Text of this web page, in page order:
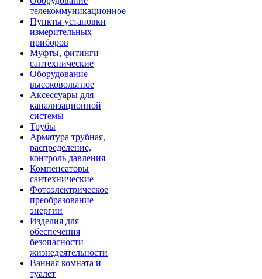
телекоммуникационное
Пункты установки
измерительных
приборов
Муфты, фитинги
сантехнические
Оборудование
высоковольтное
Аксессуары для
канализационной
системы
Трубы
Арматура трубная,
распределение,
контроль давления
Компенсаторы
сантехнические
Фотоэлектрическое
преобразование
энергии
Изделия для
обеспечения
безопасности
жизнедеятельности
Ванная комната и
туалет